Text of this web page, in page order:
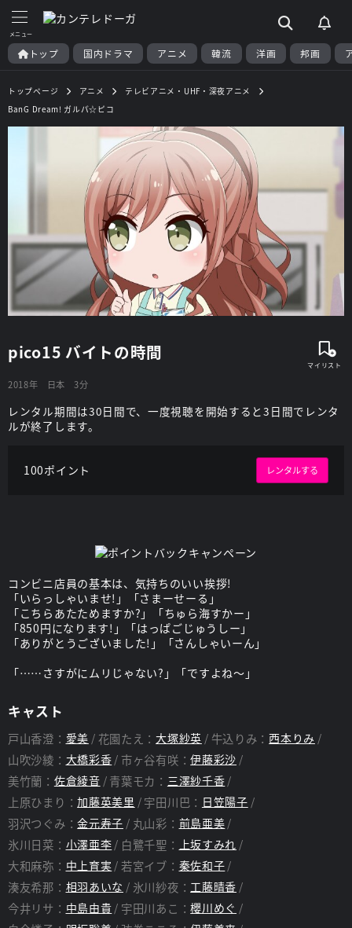
トップ 国内ドラマ アニメ 韓流 洋画 邦画
トップページ アニメ
テレビアニメ・UHF・深夜アニメ
BanG Dream! ガルパ☆ピコ
pico15 バイトの時間
2018年 日本 3分
レンタル期間は30日間で、一度視聴を開始すると3日間でレンタ
ルが終了します。
100ポイント レンタルする
コンビニ店員の基本は、気持ちのいい挨拶!
「いらっしゃいませ!」「さまーせーる」
「こちらあたためますか?」「ちゅら海すかー」
「850円になります!」「はっぱごじゅうしー」
「ありがとうございました!」「さんしゃいーん」
「……さすがにムリじゃない?」「ですよね～」
キャスト
戸山香澄： 愛美 花園たえ：大塚紗英 牛込りみ：西本りみ
山吹沙綾： 大橋彩香 市ヶ谷有咲：伊藤彩沙
美竹蘭： 佐倉綾音 青葉モカ： 三澤紗千香
上原ひまり：加藤英美里 宇田川巴： 日笠陽子
羽沢つぐみ：金元寿子 丸山彩： 前島亜美
氷川日菜： 小澤亜李 白鷺千聖： 上坂すみれ
大和麻弥： 中上育実 若宮イブ： 秦佐和子
湊友希那： 相羽あいな 氷川紗夜： 工藤晴香
今井リサ： 中島由貴 宇田川あこ：櫻川めぐ